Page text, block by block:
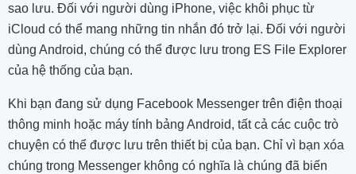
sao lưu. Đối với người dùng iPhone, việc khôi phục từ
iCloud có thể mang những tin nhắn đó trở lại. Đối với người
dùng Android, chúng có thể được lưu trong ES File Explorer
của hệ thống của bạn.
Khi bạn đang sử dụng Facebook Messenger trên điện thoại
thông minh hoặc máy tính bảng Android, tất cả các cuộc trò
chuyện có thể được lưu trên thiết bị của bạn. Chỉ vì bạn xóa
chúng trong Messenger không có nghĩa là chúng đã biến